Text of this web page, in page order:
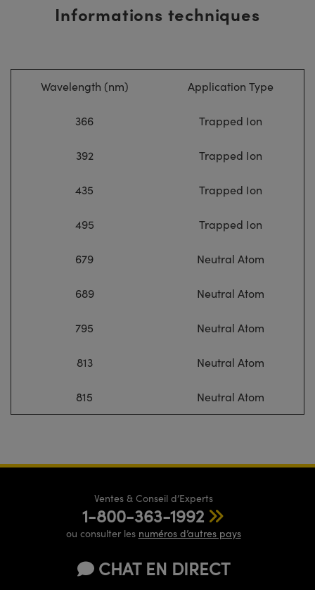
Informations techniques
Wavelength (nm) Application Type
366 Trapped Ion
392 Trapped Ion
435 Trapped Ion
495 Trapped Ion
679 Neutral Atom
689 Neutral Atom
795 Neutral Atom
813 Neutral Atom
815 Neutral Atom
Ventes & Conseil d’Experts
1-800-363-1992
ou consulter les numéros d’autres pays
CHAT EN DIRECT